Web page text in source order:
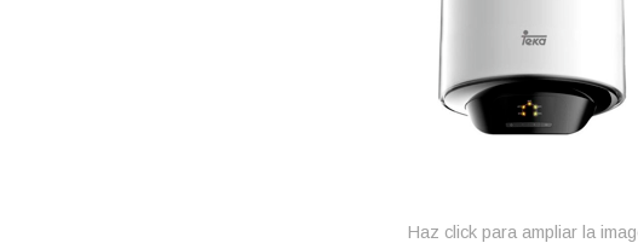
Haz click para ampliar la